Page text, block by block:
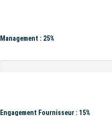
Management : 25%
Engagement Fournisseur : 15%